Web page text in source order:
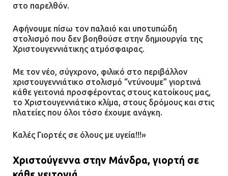
ρόπαλα και μαχαίρια σε δύο
ανήλικους
08.07.2026 | 09:38
Άνω Λιόσια: Έριξαν τα ναρκωτικά
σε σκουπιδοφάγο για να μη τα βρει
η αστυνομία – Λογάριασαν χωρίς
τον ειδικό σκύλο
Βούλα: Κραυγή αγωνίας από
κατοίκους για την οδό Άρεως –
στο παρελθόν.
Αφήνουμε πίσω τον παλαιό και υποτυπώδη
στολισμό που δεν βοηθούσε στην δημιουργία της
Χριστουγεννιάτικης ατμόσφαιρας.
Με τον νέο, σύγχρονο, φιλικό στο περιβάλλον
χριστουγεννιάτικο στολισμό “ντύνουμε” γιορτινά
κάθε γειτονιά προσφέροντας στους κατοίκους μας,
το Χριστουγεννιάτικο κλίμα, στους δρόμους και στις
πλατείες που όλοι τόσο έχουμε ανάγκη.
Καλές Γιορτές σε όλους με υγεία!!!»
Χριστούγεννα στην Μάνδρα, γιορτή σε